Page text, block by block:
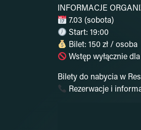
INFORMACJE
7.03 (sobota)
Start: 19:00
Bilet: 150 zł / osoba
Wstęp wyłącznie
Bilety do nabycia w
Rezerwacje i